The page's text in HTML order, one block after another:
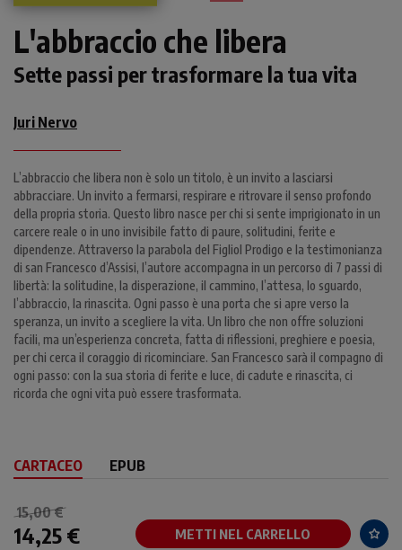
L'abbraccio che libera
Sette passi per trasformare la tua vita
Juri Nervo
L’abbraccio che libera non è solo un titolo, è un invito a lasciarsi
abbracciare. Un invito a fermarsi, respirare e ritrovare il senso profondo
della propria storia. Questo libro nasce per chi si sente imprigionato in un
carcere reale o in uno invisibile fatto di paure, solitudini, ferite e
dipendenze. Attraverso la parabola del Figliol Prodigo e la testimonianza
di san Francesco d’Assisi, l’autore accompagna in un percorso di 7 passi di
libertà: la solitudine, la disperazione, il cammino, l’attesa, lo sguardo,
l’abbraccio, la rinascita. Ogni passo è una porta che si apre verso la
speranza, un invito a scegliere la vita. Un libro che non offre soluzioni
facili, ma un’esperienza concreta, fatta di riflessioni, preghiere e poesia,
per chi cerca il coraggio di ricominciare. San Francesco sarà il compagno di
ogni passo: con la sua storia di ferite e luce, di cadute e rinascita, ci
ricorda che ogni vita può essere trasformata.
CARTACEO EPUB
15,00 €
14,25 € METTI NEL CARRELLO